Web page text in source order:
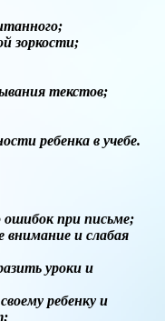
зоркости;
текстов;
ребенка в учебе.
ошибок при письме;
внимание и слабая
уроки и
ребенку и